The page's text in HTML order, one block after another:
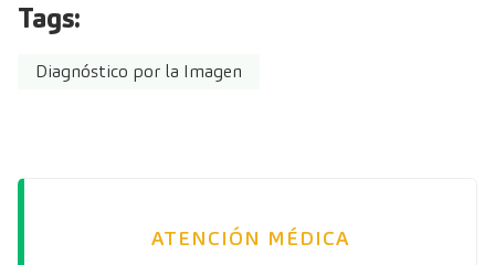
Tags:
Diagnóstico por la Imagen
ATENCIÓN MÉDICA